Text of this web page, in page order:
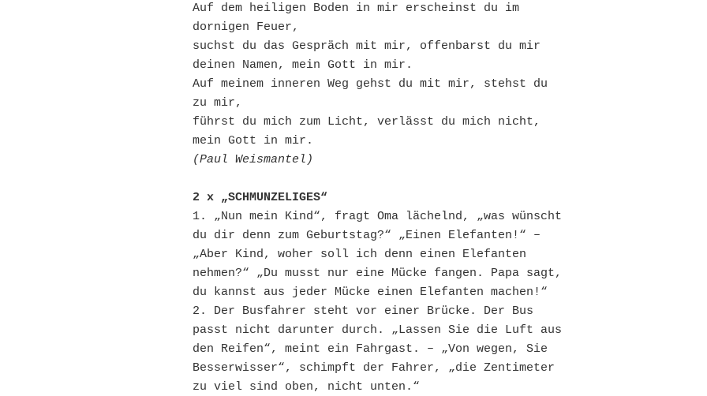
Auf dem heiligen Boden in mir erscheinst du im
dornigen Feuer,
suchst du das Gespräch mit mir, offenbarst du mir
deinen Namen, mein Gott in mir.
Auf meinem inneren Weg gehst du mit mir, stehst du
zu mir,
führst du mich zum Licht, verlässt du mich nicht,
mein Gott in mir.
(Paul Weismantel)
2 x „SCHMUNZELIGES“
1. „Nun mein Kind“, fragt Oma lächelnd, „was wünscht
du dir denn zum Geburtstag?“ „Einen Elefanten!“ –
„Aber Kind, woher soll ich denn einen Elefanten
nehmen?“ „Du musst nur eine Mücke fangen. Papa sagt,
du kannst aus jeder Mücke einen Elefanten machen!“
2. Der Busfahrer steht vor einer Brücke. Der Bus
passt nicht darunter durch. „Lassen Sie die Luft aus
den Reifen“, meint ein Fahrgast. – „Von wegen, Sie
Besserwisser“, schimpft der Fahrer, „die Zentimeter
zu viel sind oben, nicht unten.“